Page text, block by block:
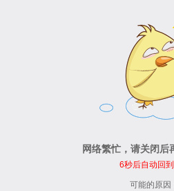
网络繁忙，请关闭后
6秒后自动回
可能的原因